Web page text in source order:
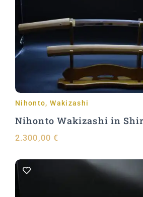
Aggiungi al
Nihonto, Wakizashi
Nihonto Wakizashi in
2.300,00 €